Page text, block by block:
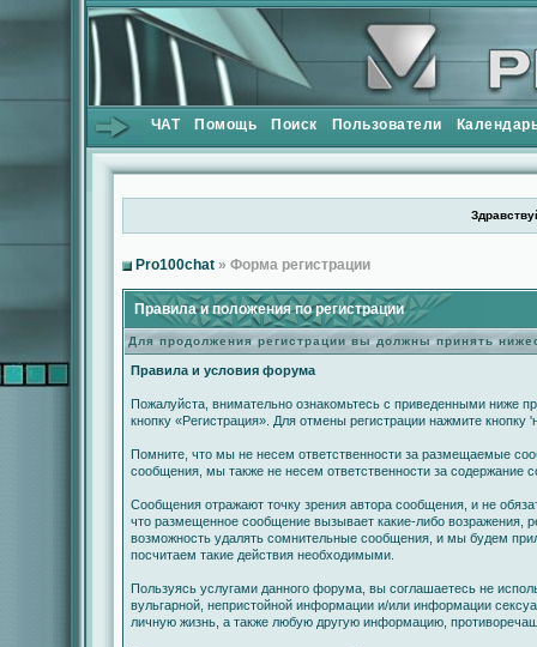
ЧАТ Помощь Поиск Пользователи
Pro100chat » Форма регистрации
Правила и положения по регистрации
Для продолжения регистрации вы должны принять
Правила и условия форума
Пожалуйста, внимательно ознакомьтесь с приведенными ниже
кнопку «Регистрация». Для отмены регистрации нажмите кнопку
Помните, что мы не несем ответственности за размещаемые
сообщения, мы также не несем ответственности за содержание
Сообщения отражают точку зрения автора сообщения, и не
что размещенное сообщение вызывает какие-либо возражения,
возможность удалять сомнительные сообщения, и мы будем
посчитаем такие действия необходимыми.
Пользуясь услугами данного форума, вы соглашаетесь не
вульгарной, непристойной информации и/или информации
личную жизнь, а также любую другую информацию,